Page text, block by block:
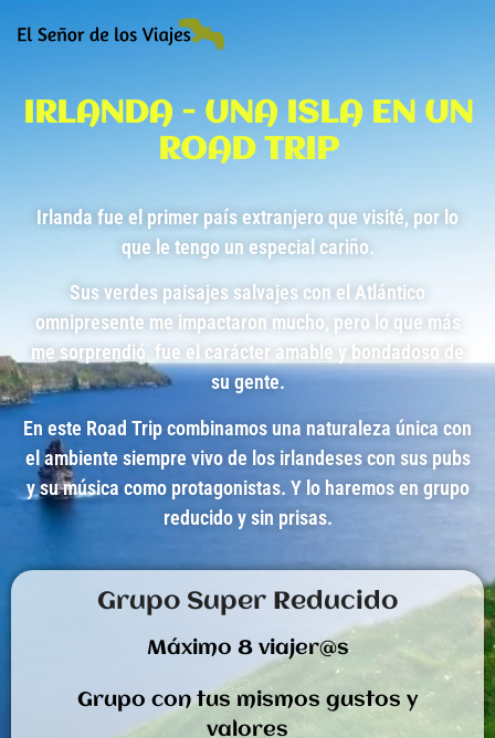
IRLANDA - UNA ISLA EN UN
ROAD TRIP
Irlanda fue el primer país extranjero que visité, por lo
que le tengo un especial cariño.
Sus verdes paisajes salvajes con el Atlántico
omnipresente me impactaron mucho, pero lo que más
me sorprendió fue el carácter amable y bondadoso de
su gente.
En este Road Trip combinamos una naturaleza única con
el ambiente siempre vivo de los irlandeses con sus pubs
y su música como protagonistas. Y lo haremos en grupo
reducido y sin prisas.
Grupo Super Reducido
Máximo 8 viajer@s
Grupo con tus mismos gustos y
valores